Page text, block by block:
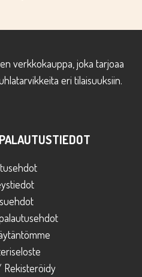
verkkokauppa, joka tarjoaa
eri tilaisuuksiin.
Rekisteröidy